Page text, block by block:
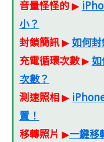
音量怪怪的▶
小？
封鎖簡訊▶ 如何
充電循環次數▶
次數？
測速照相▶
置！
移轉照片 ▶一鍵移